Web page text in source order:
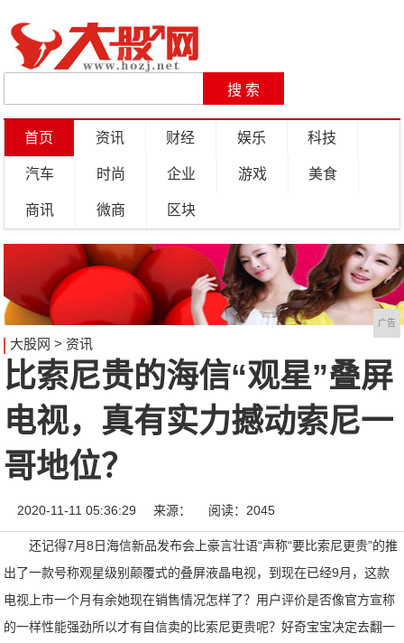
首页 资讯 财经 娱乐 科技
汽车 时尚 企业 游戏 美食
商讯 微商 区块
广告
大股网 > 资讯
比索尼贵的海信“观星”叠屏
电视，真有实力撼动索尼一
哥地位？
2020-11-11 05:36:29 来源： 阅读：2045
还记得7月8日海信新品发布会上豪言壮语“声称“要比索尼更贵”的推
出了一款号称观星级别颠覆式的叠屏液晶电视，到现在已经9月，这款
电视上市一个月有余她现在销售情况怎样了？用户评价是否像官方宣称
的一样性能强劲所以才有自信卖的比索尼更贵呢？好奇宝宝决定去翻一